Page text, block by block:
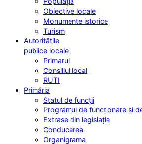
Obiective locale
Monumente istorice
Turism
Autoritățile
publice locale
Primarul
Consiliul local
RUTI
Primăria
Statul de funcții
Programul de funcționare și
Extrase din legislație
Conducerea
Organigrama